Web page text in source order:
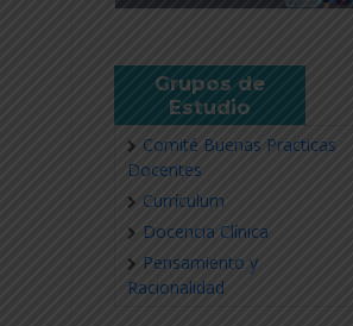
Grupos de
Estudio
Comité Buenas Practicas
Docentes
Currículum
Docencia Clínica
Pensamiento y
Racionalidad